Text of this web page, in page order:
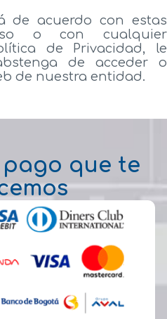
de acuerdo con estas
o con cualquier
de Privacidad, le
de acceder o
de nuestra entidad.
que te